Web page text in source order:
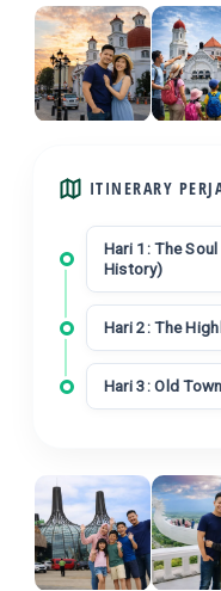
ITINERARY
Hari 1: The
History)
Hari 2: The
Hari 3: Old